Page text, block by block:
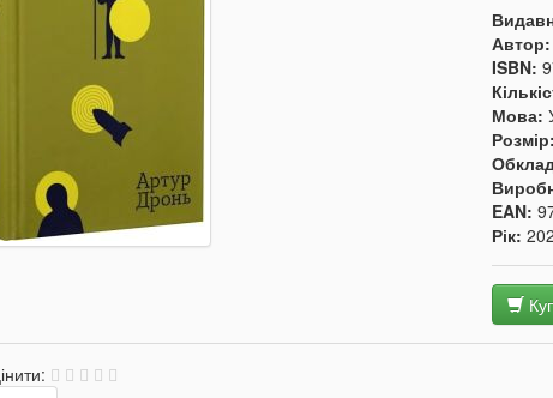
ISBN:
Мова:
Розмір:
EAN:
Рік: